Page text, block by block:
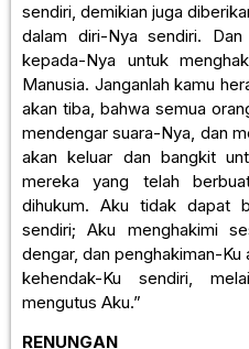
sendiri, demikian juga
dalam diri-Nya sendiri.
kepada-Nya untuk
Manusia. Janganlah kamu
akan tiba, bahwa semua
mendengar suara-Nya, dan
akan keluar dan bangkit
mereka yang telah
dihukum. Aku tidak dapat
sendiri; Aku menghakimi
dengar, dan penghakiman-
kehendak-Ku sendiri,
mengutus Aku.”
RENUNGAN